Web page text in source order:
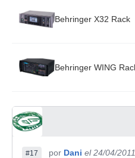
Behringer X32 Rack
Behringer WING
#17 por Dani el 24/04/2011